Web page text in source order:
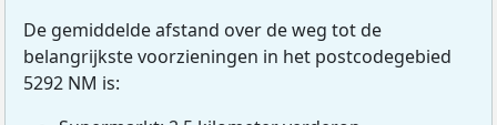
De gemiddelde afstand over de weg tot de
belangrijkste voorzieningen in het postcodegebied
5292 NM is: